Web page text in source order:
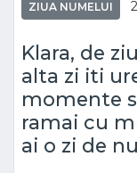
ZIUA NUMELUI
Klara, de
alta zi iti
momente
ramai cu
ai o zi de